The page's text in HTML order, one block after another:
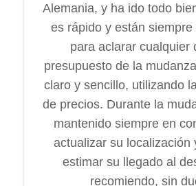
Alemania, y ha ido todo
es rápido y están
para aclarar cualquier
presupuesto de la
claro y sencillo, utilizando
de precios. Durante la
mantenido siempre en
actualizar su localización
estimar su llegado al
recomiendo, sin